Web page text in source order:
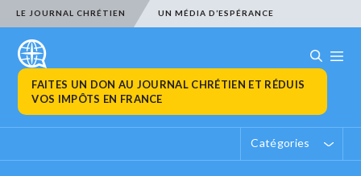
LE JOURNAL CHRÉTIEN UN MÉDIA D’ESPÉRANCE
FAITES UN DON AU JOURNAL CHRÉTIEN ET RÉDUIS
VOS IMPÔTS EN FRANCE
Catégories